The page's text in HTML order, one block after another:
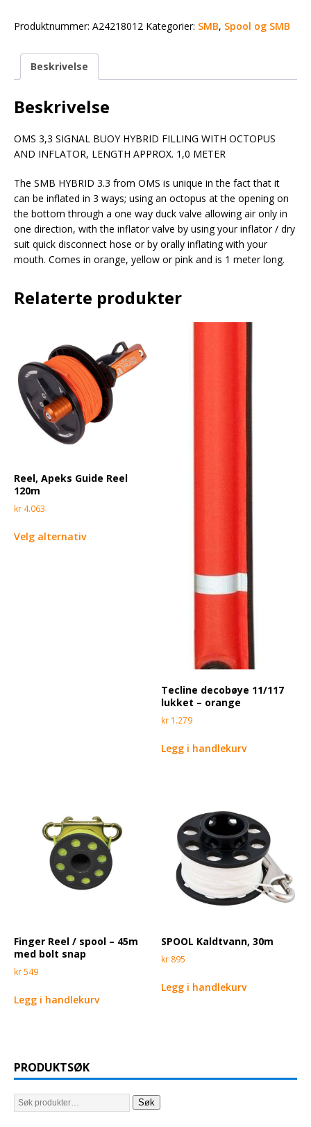
Produktnummer: A24218012 Kategorier: SMB, Spool og SMB
Beskrivelse
Beskrivelse
OMS 3,3 SIGNAL BUOY HYBRID FILLING WITH OCTOPUS
AND INFLATOR, LENGTH APPROX. 1,0 METER
The SMB HYBRID 3.3 from OMS is unique in the fact that it
can be inflated in 3 ways; using an octopus at the opening on
the bottom through a one way duck valve allowing air only in
one direction, with the inflator valve by using your inflator / dry
suit quick disconnect hose or by orally inflating with your
mouth. Comes in orange, yellow or pink and is 1 meter long.
Relaterte produkter
Reel, Apeks Guide Reel
120m
kr 4.063
Velg alternativ
Tecline decobøye 11/117
lukket – orange
kr 1.279
Legg i handlekurv
Finger Reel / spool – 45m
med bolt snap
kr549
Legg i handlekurv
SPOOL Kaldtvann, 30m
kr 895
Legg i handlekurv
PRODUKTSØK
Søk